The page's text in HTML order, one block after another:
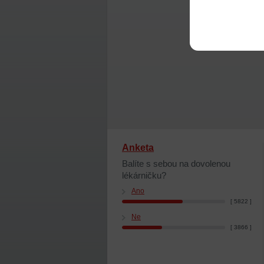
Anketa
Balíte s sebou na dovolenou
lékárničku?
Ano
[ 5822 ]
Ne
[ 3866 ]